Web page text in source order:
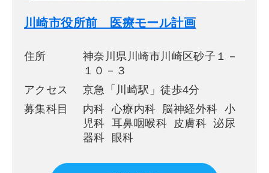
川崎市役所前 医療モール計画
住所
神奈川県川崎市川崎区砂子１－
１０－３
アクセス
京急「川崎駅」徒歩4分
募集科目
内科 心療内科 脳神経外科 小
児科 耳鼻咽喉科 皮膚科 泌尿
器科 眼科